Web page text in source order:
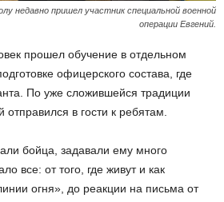
недавно пришел участник специальной военной
операции Евгений.
прошел обучение в отдельном
офицерского состава, где
По уже сложившейся традиции
в гости к ребятам.
бойца, задавали ему много
все: от того, где живут и как
огня», до реакции на письма от